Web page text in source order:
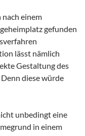
nach einem
gefunden
lässt nämlich
Gestaltung des
diese würde
unbedingt eine
in einem